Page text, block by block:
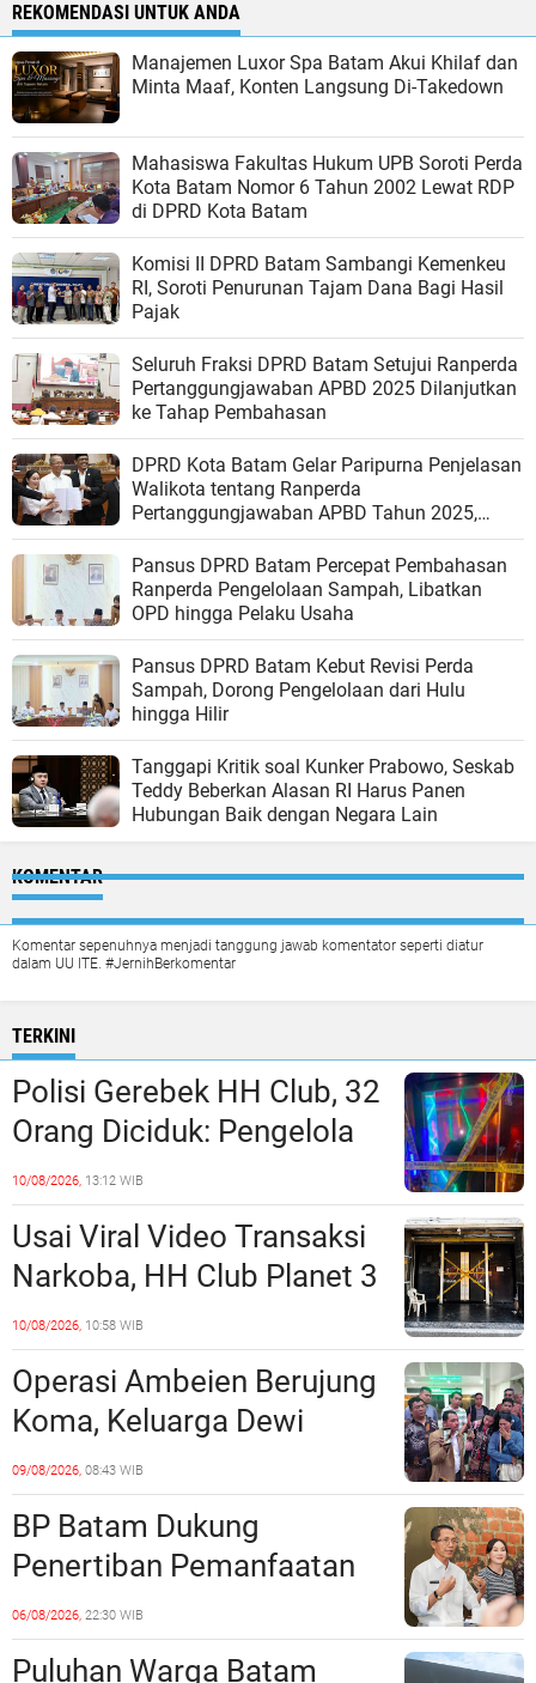
REKOMENDASI UNTUK ANDA
Manajemen Luxor Spa Batam Akui Khilaf dan
Minta Maaf, Konten Langsung Di-Takedown
Mahasiswa Fakultas Hukum UPB Soroti Perda
Kota Batam Nomor 6 Tahun 2002 Lewat RDP
di DPRD Kota Batam
Komisi II DPRD Batam Sambangi Kemenkeu
RI, Soroti Penurunan Tajam Dana Bagi Hasil
Pajak
Seluruh Fraksi DPRD Batam Setujui Ranperda
Pertanggungjawaban APBD 2025 Dilanjutkan
ke Tahap Pembahasan
DPRD Kota Batam Gelar Paripurna Penjelasan
Walikota tentang Ranperda
Pertanggungjawaban APBD Tahun 2025,
Apresiasi Pemko Raih WTP ke-14 Berturut-
turut
Pansus DPRD Batam Percepat Pembahasan
Ranperda Pengelolaan Sampah, Libatkan
OPD hingga Pelaku Usaha
Pansus DPRD Batam Kebut Revisi Perda
Sampah, Dorong Pengelolaan dari Hulu
hingga Hilir
Tanggapi Kritik soal Kunker Prabowo, Seskab
Teddy Beberkan Alasan RI Harus Panen
Hubungan Baik dengan Negara Lain
KOMENTAR
Komentar sepenuhnya menjadi tanggung jawab komentator seperti diatur
dalam UU ITE. #JernihBerkomentar
TERKINI
Polisi Gerebek HH Club, 32
Orang Diciduk: Pengelola
dan Manajeman Terlibat
Peredaran Narkoba?
10/08/2026, 13:12 WIB
Usai Viral Video Transaksi
Narkoba, HH Club Planet 3
Dikabarkan Digerebek
Dittipidnarkoba Bareskrim
Polri?
10/08/2026, 10:58 WIB
Operasi Ambeien Berujung
Koma, Keluarga Dewi
Sartika Polisikan RS Awal
Bros Botania
09/08/2026, 08:43 WIB
BP Batam Dukung
Penertiban Pemanfaatan
Ruang Laut Sesuai
Ketentuan Peraturan
06/08/2026, 22:30 WIB
Puluhan Warga Batam